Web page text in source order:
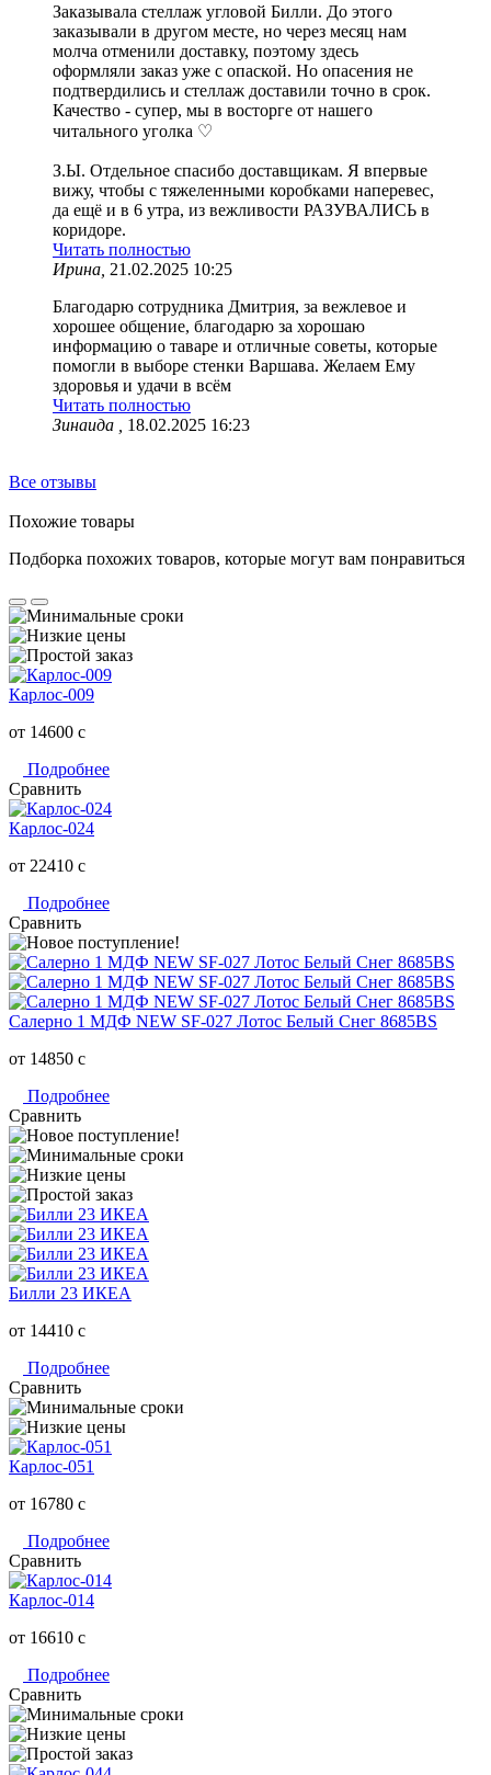
Заказывала стеллаж угловой Билли. До этого
заказывали в другом месте, но через месяц нам
молча отменили доставку, поэтому здесь
оформляли заказ уже с опаской. Но опасения не
подтвердились и стеллаж доставили точно в срок.
Качество - супер, мы в восторге от нашего
читального уголка ♡
З.Ы. Отдельное спасибо доставщикам. Я впервые
вижу, чтобы с тяжеленными коробками наперевес,
да ещё и в 6 утра, из вежливости РАЗУВАЛИСЬ в
коридоре.
Читать полностью
Ирина, 21.02.2025 10:25
Благодарю сотрудника Дмитрия, за вежлевое и
хорошее общение, благодарю за хорошаю
информацию о таваре и отличные советы, которые
помогли в выборе стенки Варшава. Желаем Ему
здоровья и удачи в всём
Читать полностью
Зинаида ,
18.02.2025 16:23
Все отзывы
Похожие товары
Подборка похожих товаров, которые могут вам понравиться
Карлос-009
от 14600 c
Подробнее
Сравнить
Карлос-024
от 22410 c
Подробнее
Сравнить
Салерно 1 МДФ NEW SF-027 Лотос Белый Снег 8685BS
от 14850 c
Подробнее
Сравнить
Билли 23 ИКЕА
от 14410 c
Подробнее
Сравнить
Карлос-051
от 16780 c
Подробнее
Сравнить
Карлос-014
от 16610 c
Подробнее
Сравнить